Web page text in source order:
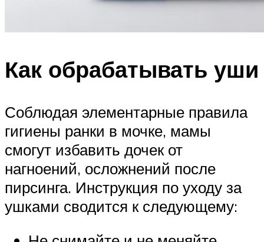
Как обрабатывать уши
Соблюдая элементарные правила
гигиены ранки в мочке, мамы
смогут избавить дочек от
нагноений, осложнений после
пирсинга. Инструкция по уходу за
ушками сводится к следующему: